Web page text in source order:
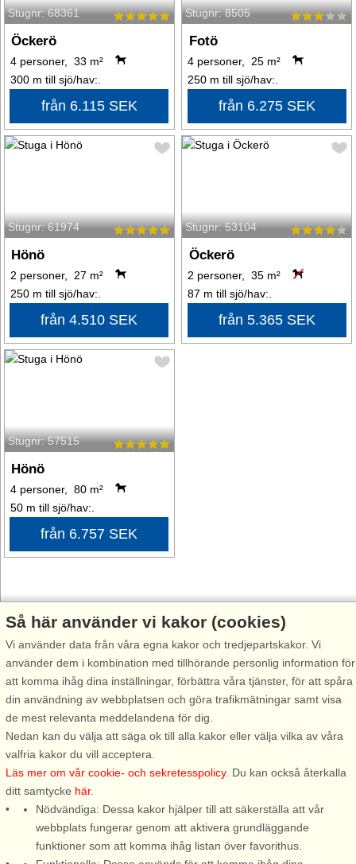
Stugnr: 68361
Öckerö
4 personer, 33 m²
300 m till sjö/hav:.
från 6.115 SEK
Stugnr: 8505
Fotö
4 personer, 25 m²
250 m till sjö/hav:.
från 6.275 SEK
Stugnr: 61974
Hönö
2 personer, 27 m²
250 m till sjö/hav:.
från 4.510 SEK
Stugnr: 53104
Öckerö
2 personer, 35 m²
87 m till sjö/hav:.
från 5.365 SEK
Stugnr: 57515
Hönö
4 personer, 80 m²
50 m till sjö/hav:.
från 6.757 SEK
Välkommen till Öckerö, en pärla i Göteborgs skärgård!
Öckerö är en av de mest charmiga och lättillgängliga öarna i
Göteborgs skärgård, känd för sin natursköna miljö, sitt levande
fiskeliv och den avslappnade atmosfären. Här finner du en plats där
lugnet råder, men där äventyren alltid är nära. Upplev vandringsleder
med havsutsikt, följ de vackra kuststigarna och upptäck vyer som tar
andan ur dig. Från klippor till lugna vikar, varje plats bjuder på sin
egen version av ölivets charm. Strosa genom små fiskebyar, kika på
de traditionella sjöbodarna och känn hur den salta havsbrisen fyller
lungorna.
På Öckerö är fisken alltid färsk! Prova lokala specialiteter, som rökt
fisk eller nyfångade skaldjur och njut av en måltid med utsikt över det
glittrande havet. Härifrån kan man också utforska skärgårdens små
Så här använder vi kakor (cookies)
Vi använder data från våra egna kakor och tredjepartskakor. Vi
använder dem i kombination med tillhörande personlig information för
att komma ihåg dina inställningar, förbättra våra tjänster, för att spåra
din användning av webbplatsen och göra trafikmätningar samt visa
de mest relevanta meddelandena för dig.
Nedan kan du välja att säga ok till alla kakor eller välja vilka av våra
valfria kakor du vill acceptera.
Läs mer om vår cookie- och sekretesspolicy. Du kan också återkalla
ditt samtycke här.
Nödvändiga: Dessa kakor hjälper till att säkerställa att vår
webbplats fungerar genom att aktivera grundläggande
funktioner som att komma ihåg listan över favorithus.